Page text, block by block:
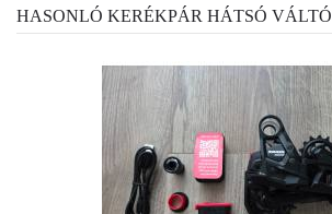
HASONLÓ KERÉKPÁR HÁTSÓ